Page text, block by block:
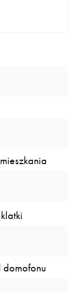
domofonu